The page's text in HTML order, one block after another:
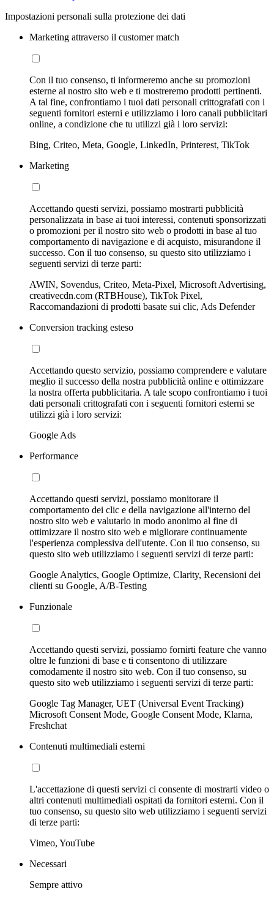
Impostazioni personali sulla protezione dei dati
Marketing attraverso il customer match
Con il tuo consenso, ti informeremo anche su promozioni
esterne al nostro sito web e ti mostreremo prodotti pertinenti.
A tal fine, confrontiamo i tuoi dati personali crittografati con i
seguenti fornitori esterni e utilizziamo i loro canali pubblicitari
online, a condizione che tu utilizzi già i loro servizi:
Bing, Criteo, Meta, Google, LinkedIn, Printerest, TikTok
Marketing
Accettando questi servizi, possiamo mostrarti pubblicità
personalizzata in base ai tuoi interessi, contenuti sponsorizzati
o promozioni per il nostro sito web o prodotti in base al tuo
comportamento di navigazione e di acquisto, misurandone il
successo. Con il tuo consenso, su questo sito utilizziamo i
seguenti servizi di terze parti:
AWIN, Sovendus, Criteo, Meta-Pixel, Microsoft Advertising,
creativecdn.com (RTBHouse), TikTok Pixel,
Raccomandazioni di prodotti basate sui clic, Ads Defender
Conversion tracking esteso
Accettando questo servizio, possiamo comprendere e valutare
meglio il successo della nostra pubblicità online e ottimizzare
la nostra offerta pubblicitaria. A tale scopo confrontiamo i tuoi
dati personali crittografati con i seguenti fornitori esterni se
utilizzi già i loro servizi:
Google Ads
Performance
Accettando questi servizi, possiamo monitorare il
comportamento dei clic e della navigazione all'interno del
nostro sito web e valutarlo in modo anonimo al fine di
ottimizzare il nostro sito web e migliorare continuamente
l'esperienza complessiva dell'utente. Con il tuo consenso, su
questo sito web utilizziamo i seguenti servizi di terze parti:
Google Analytics, Google Optimize, Clarity, Recensioni dei
clienti su Google, A/B-Testing
Funzionale
Accettando questi servizi, possiamo fornirti feature che vanno
oltre le funzioni di base e ti consentono di utilizzare
comodamente il nostro sito web. Con il tuo consenso, su
questo sito web utilizziamo i seguenti servizi di terze parti:
Google Tag Manager, UET (Universal Event Tracking)
Microsoft Consent Mode, Google Consent Mode, Klarna,
Freshchat
Contenuti multimediali esterni
L'accettazione di questi servizi ci consente di mostrarti video o
altri contenuti multimediali ospitati da fornitori esterni. Con il
tuo consenso, su questo sito web utilizziamo i seguenti servizi
di terze parti:
Vimeo, YouTube
Necessari
Sempre attivo